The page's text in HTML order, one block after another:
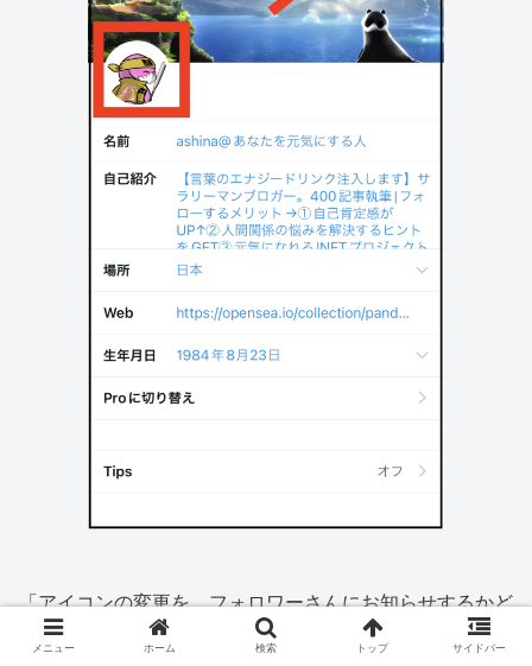
「アイコンの変更を、フォロワーさんにお知らせするかど
うか」を選択します。
メニュー ホーム 検索 トップ サイドバー